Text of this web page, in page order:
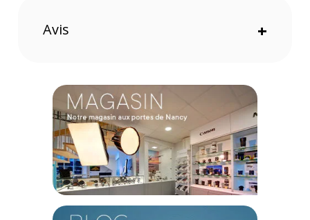
Offre valable jusqu'au 06-08-2026 inclus.
Garantie 2 ans
(1) Offre valable jusqu'au 31 Décembre 2030 à partir de 49 euros
d'achat, sur la base d'une expédition Chronopost 24H vers un point
relais situé en France continentale uniquement, valable uniquement
sur les produits de moins de 1m et moins de 20Kg.
(2) Sous réserve d'éligibilité.
(3) Nombre de points Fidélité estimés, hors remises au panier, basé
sur le prix TTC en €, les points seront effectivement calculés dans le
Avis +